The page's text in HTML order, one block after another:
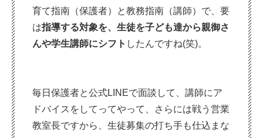
育て指南（保護者）と教務指南（講師）で、要
は指導する対象を、生徒を子ども達から親御さ
んや学生講師にシフト したんですね(笑)。
毎日保護者と公式LINEで面談して、講師にア
ドバイスをしてってやって、さらには戦う営業
教室長ですから、生徒募集の打ち手も仕込まな